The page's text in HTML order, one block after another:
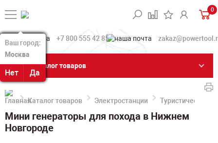
Ваш город:
Москва
Нет Да
Ваш город:
Москва
Нет Да
0
+7 800 555 42 85
Каталог товаров
Каталог товаров Электростанции Туристические
Мини генераторы для похода в Нижнем
Новгороде